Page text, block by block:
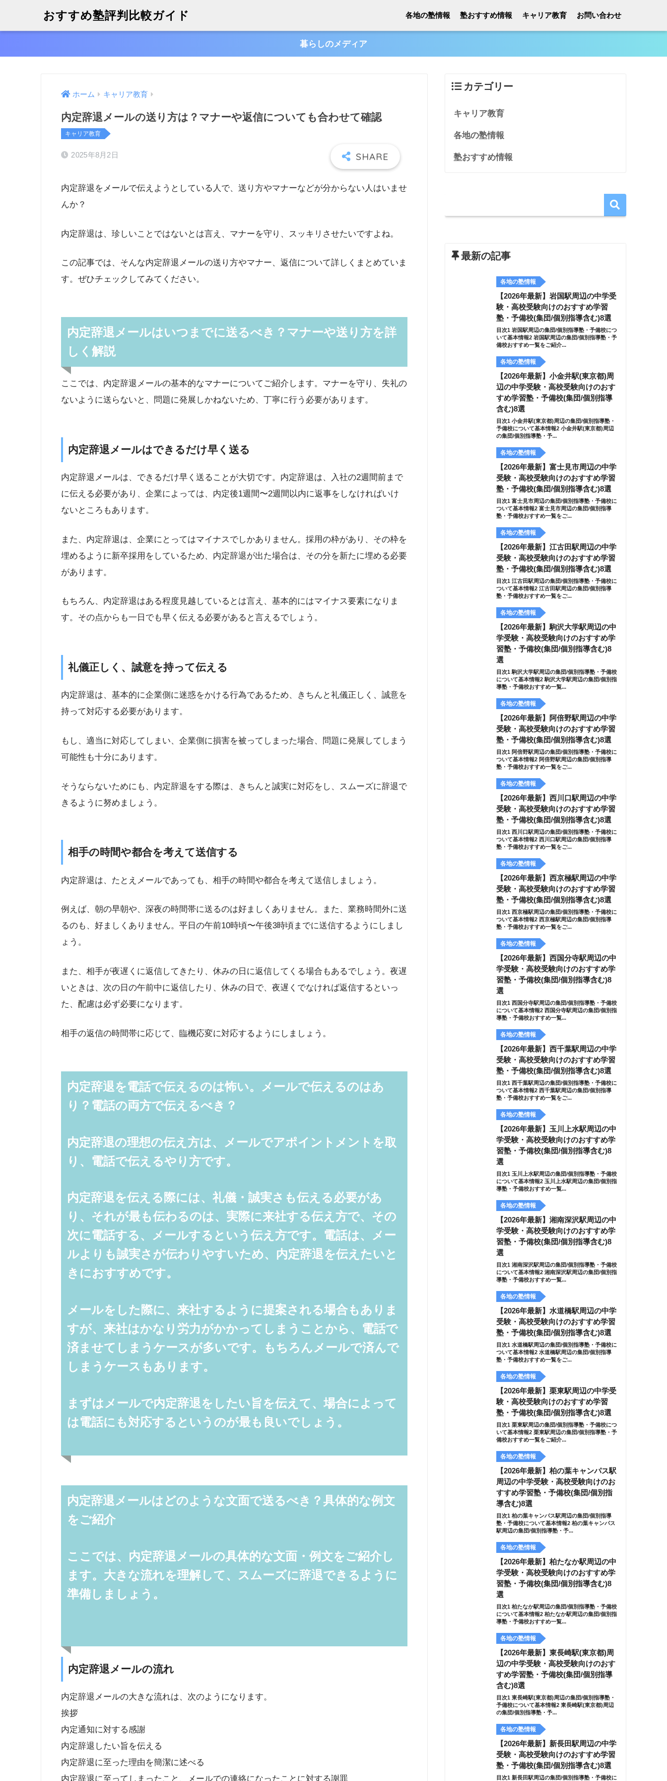
おすすめ塾評判比較ガイド 各地の塾情報 塾おすすめ情報 キャリア教育 お問い合わせ
暮らしのメディア
ホーム キャリア教育
内定辞退メールの送り方は？マナーや返信についても合わせて確認
キャリア教育
2025年8月2日
内定辞退をメールで伝えようとしている人で、送り方やマナーなどが分からない人はいませ
んか？
内定辞退は、珍しいことではないとは言え、マナーを守り、スッキリさせたいですよね。
この記事では、そんな内定辞退メールの送り方やマナー、返信について詳しくまとめていま
す。ぜひチェックしてみてください。
内定辞退メールはいつまでに送るべき？マナーや送り方を詳
しく解説
ここでは、内定辞退メールの基本的なマナーについてご紹介します。マナーを守り、失礼の
ないように送らないと、問題に発展しかねないため、丁寧に行う必要があります。
内定辞退メールはできるだけ早く送る
内定辞退メールは、できるだけ早く送ることが大切です。内定辞退は、入社の2週間前まで
に伝える必要があり、企業によっては、内定後1週間〜2週間以内に返事をしなければいけ
ないところもあります。
また、内定辞退は、企業にとってはマイナスでしかありません。採用の枠があり、その枠を
埋めるように新卒採用をしているため、内定辞退が出た場合は、その分を新たに埋める必要
があります。
もちろん、内定辞退はある程度見越しているとは言え、基本的にはマイナス要素になりま
す。その点からも一日でも早く伝える必要があると言えるでしょう。
礼儀正しく、誠意を持って伝える
内定辞退は、基本的に企業側に迷惑をかける行為であるため、きちんと礼儀正しく、誠意を
持って対応する必要があります。
もし、適当に対応してしまい、企業側に損害を被ってしまった場合、問題に発展してしまう
可能性も十分にあります。
そうならないためにも、内定辞退をする際は、きちんと誠実に対応をし、スムーズに辞退で
きるように努めましょう。
相手の時間や都合を考えて送信する
内定辞退は、たとえメールであっても、相手の時間や都合を考えて送信しましょう。
例えば、朝の早朝や、深夜の時間帯に送るのは好ましくありません。また、業務時間外に送
るのも、好ましくありません。平日の午前10時頃〜午後3時頃までに送信するようにしまし
ょう。
また、相手が夜遅くに返信してきたり、休みの日に返信してくる場合もあるでしょう。夜遅
いときは、次の日の午前中に返信したり、休みの日で、夜遅くでなければ返信するといっ
た、配慮は必ず必要になります。
相手の返信の時間帯に応じて、臨機応変に対応するようにしましょう。
内定辞退を電話で伝えるのは怖い。メールで伝えるのはあ
り？電話の両方で伝えるべき？
内定辞退の理想の伝え方は、メールでアポイントメントを取
り、電話で伝えるやり方です。
内定辞退を伝える際には、礼儀・誠実さも伝える必要があ
り、それが最も伝わるのは、実際に来社する伝え方で、その
次に電話する、メールするという伝え方です。電話は、メー
ルよりも誠実さが伝わりやすいため、内定辞退を伝えたいと
きにおすすめです。
メールをした際に、来社するように提案される場合もありま
すが、来社はかなり労力がかかってしまうことから、電話で
済ませてしまうケースが多いです。もちろんメールで済んで
しまうケースもあります。
まずはメールで内定辞退をしたい旨を伝えて、場合によって
は電話にも対応するというのが最も良いでしょう。
内定辞退メールはどのような文面で送るべき？具体的な例文
をご紹介
ここでは、内定辞退メールの具体的な文面・例文をご紹介し
ます。大きな流れを理解して、スムーズに辞退できるように
準備しましょう。
内定辞退メールの流れ
内定辞退メールの大きな流れは、次のようになります。
挨拶
内定通知に対する感謝
内定辞退したい旨を伝える
内定辞退に至った理由を簡潔に述べる
内定辞退に至ってしまったこと、メールでの連絡になったことに対する謝罪
カテゴリー
キャリア教育
各地の塾情報
塾おすすめ情報
最新の記事
各地の塾情報
【2026年最新】岩国駅周辺の中学受
験・高校受験向けのおすすめ学習
塾・予備校(集団/個別指導含む)8選
目次1 岩国駅周辺の集団/個別指導塾・予備校につ
いて基本情報2 岩国駅周辺の集団/個別指導塾・予
備校おすすめ一覧をご紹介...
各地の塾情報
【2026年最新】小金井駅(東京都)周
辺の中学受験・高校受験向けのおす
すめ学習塾・予備校(集団/個別指導
含む)8選
目次1 小金井駅(東京都)周辺の集団/個別指導塾・
予備校について基本情報2 小金井駅(東京都)周辺
の集団/個別指導塾・予...
各地の塾情報
【2026年最新】富士見市周辺の中学
受験・高校受験向けのおすすめ学習
塾・予備校(集団/個別指導含む)8選
目次1 富士見市周辺の集団/個別指導塾・予備校に
ついて基本情報2 富士見市周辺の集団/個別指導
塾・予備校おすすめ一覧をご...
各地の塾情報
【2026年最新】江古田駅周辺の中学
受験・高校受験向けのおすすめ学習
塾・予備校(集団/個別指導含む)8選
目次1 江古田駅周辺の集団/個別指導塾・予備校に
ついて基本情報2 江古田駅周辺の集団/個別指導
塾・予備校おすすめ一覧をご...
各地の塾情報
【2026年最新】駒沢大学駅周辺の中
学受験・高校受験向けのおすすめ学
習塾・予備校(集団/個別指導含む)8
選
目次1 駒沢大学駅周辺の集団/個別指導塾・予備校
について基本情報2 駒沢大学駅周辺の集団/個別指
導塾・予備校おすすめ一覧...
各地の塾情報
【2026年最新】阿倍野駅周辺の中学
受験・高校受験向けのおすすめ学習
塾・予備校(集団/個別指導含む)8選
目次1 阿倍野駅周辺の集団/個別指導塾・予備校に
ついて基本情報2 阿倍野駅周辺の集団/個別指導
塾・予備校おすすめ一覧をご...
各地の塾情報
【2026年最新】西川口駅周辺の中学
受験・高校受験向けのおすすめ学習
塾・予備校(集団/個別指導含む)8選
目次1 西川口駅周辺の集団/個別指導塾・予備校に
ついて基本情報2 西川口駅周辺の集団/個別指導
塾・予備校おすすめ一覧をご...
各地の塾情報
【2026年最新】西京極駅周辺の中学
受験・高校受験向けのおすすめ学習
塾・予備校(集団/個別指導含む)8選
目次1 西京極駅周辺の集団/個別指導塾・予備校に
ついて基本情報2 西京極駅周辺の集団/個別指導
塾・予備校おすすめ一覧をご...
各地の塾情報
【2026年最新】西国分寺駅周辺の中
学受験・高校受験向けのおすすめ学
習塾・予備校(集団/個別指導含む)8
選
目次1 西国分寺駅周辺の集団/個別指導塾・予備校
について基本情報2 西国分寺駅周辺の集団/個別指
導塾・予備校おすすめ一覧...
各地の塾情報
【2026年最新】西千葉駅周辺の中学
受験・高校受験向けのおすすめ学習
塾・予備校(集団/個別指導含む)8選
目次1 西千葉駅周辺の集団/個別指導塾・予備校に
ついて基本情報2 西千葉駅周辺の集団/個別指導
塾・予備校おすすめ一覧をご...
各地の塾情報
【2026年最新】玉川上水駅周辺の中
学受験・高校受験向けのおすすめ学
習塾・予備校(集団/個別指導含む)8
選
目次1 玉川上水駅周辺の集団/個別指導塾・予備校
について基本情報2 玉川上水駅周辺の集団/個別指
導塾・予備校おすすめ一覧...
各地の塾情報
【2026年最新】湘南深沢駅周辺の中
学受験・高校受験向けのおすすめ学
習塾・予備校(集団/個別指導含む)8
選
目次1 湘南深沢駅周辺の集団/個別指導塾・予備校
について基本情報2 湘南深沢駅周辺の集団/個別指
導塾・予備校おすすめ一覧...
各地の塾情報
【2026年最新】水道橋駅周辺の中学
受験・高校受験向けのおすすめ学習
塾・予備校(集団/個別指導含む)8選
目次1 水道橋駅周辺の集団/個別指導塾・予備校に
ついて基本情報2 水道橋駅周辺の集団/個別指導
塾・予備校おすすめ一覧をご...
各地の塾情報
【2026年最新】栗東駅周辺の中学受
験・高校受験向けのおすすめ学習
塾・予備校(集団/個別指導含む)8選
目次1 栗東駅周辺の集団/個別指導塾・予備校につ
いて基本情報2 栗東駅周辺の集団/個別指導塾・予
備校おすすめ一覧をご紹介...
各地の塾情報
【2026年最新】柏の葉キャンパス駅
周辺の中学受験・高校受験向けのお
すすめ学習塾・予備校(集団/個別指
導含む)8選
目次1 柏の葉キャンパス駅周辺の集団/個別指導
塾・予備校について基本情報2 柏の葉キャンパス
駅周辺の集団/個別指導塾・予...
各地の塾情報
【2026年最新】柏たなか駅周辺の中
学受験・高校受験向けのおすすめ学
習塾・予備校(集団/個別指導含む)8
選
目次1 柏たなか駅周辺の集団/個別指導塾・予備校
について基本情報2 柏たなか駅周辺の集団/個別指
導塾・予備校おすすめ一覧...
各地の塾情報
【2026年最新】東長崎駅(東京都)周
辺の中学受験・高校受験向けのおす
すめ学習塾・予備校(集団/個別指導
含む)8選
目次1 東長崎駅(東京都)周辺の集団/個別指導塾・
予備校について基本情報2 東長崎駅(東京都)周辺
の集団/個別指導塾・予...
各地の塾情報
【2026年最新】新長田駅周辺の中学
受験・高校受験向けのおすすめ学習
塾・予備校(集団/個別指導含む)8選
目次1 新長田駅周辺の集団/個別指導塾・予備校に